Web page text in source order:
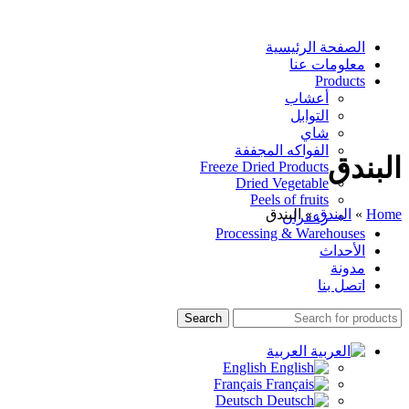
الصفحة الرئيسية
معلومات عنا
Products
أعشاب
التوابل
شاي
الفواكه المجففة
Freeze Dried Products
Dried Vegetable
Peels of fruits
زعفران
Processing & Warehouses
الأحداث
مدونة
اتصل بنا
Search
العربية
English
Français
Deutsch
البندق
Home
» البندق» البندق